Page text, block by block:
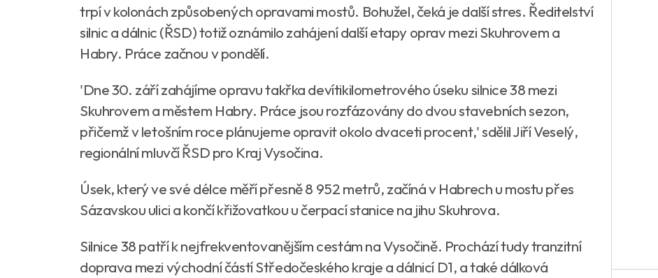
trpí v kolonách způsobených opravami mostů. Bohužel, čeká je další stres. Ředitelství
silnic a dálnic (ŘSD) totiž oznámilo zahájení další etapy oprav mezi Skuhrovem a
Habry. Práce začnou v pondělí.
'Dne 30. září zahájíme opravu takřka devítikilometrového úseku silnice 38 mezi
Skuhrovem a městem Habry. Práce jsou rozfázovány do dvou stavebních sezon,
přičemž v letošním roce plánujeme opravit okolo dvaceti procent,' sdělil Jiří Veselý,
regionální mluvčí ŘSD pro Kraj Vysočina.
Úsek, který ve své délce měří přesně 8 952 metrů, začíná v Habrech u mostu přes
Sázavskou ulici a končí křižovatkou u čerpací stanice na jihu Skuhrova.
Silnice 38 patří k nejfrekventovanějším cestám na Vysočině. Prochází tudy tranzitní
doprava mezi východní částí Středočeského kraje a dálnicí D1, a také dálková